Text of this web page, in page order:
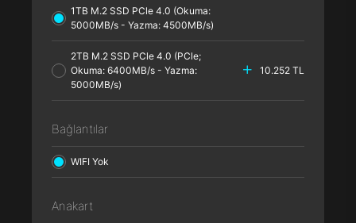
1TB M.2 SSD PCle 4.0 (Okuma:
5000MB/s - Yazma: 4500MB/s)
2TB M.2 SSD PCle 4.0 (PCle;
Okuma: 6400MB/s - Yazma:
5000MB/s)
10.252 TL
Bağlantılar
WIFI Yok
Anakart